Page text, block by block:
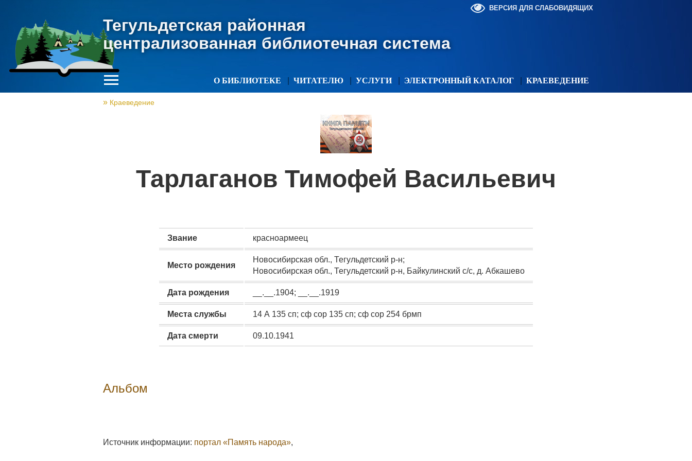
Тегульдетская районная
централизованная библиотечная система
ВЕРСИЯ ДЛЯ СЛАБОВИДЯЩИХ
О БИБЛИОТЕКЕ ЧИТАТЕЛЮ УСЛУГИ ЭЛЕКТРОННЫЙ КАТАЛОГ КРАЕВЕДЕНИЕ
Краеведение
Тарлаганов Тимофей Васильевич
Звание красноармеец
Место рождения
Новосибирская обл., Тегульдетский р-н;
Новосибирская обл., Тегульдетский р-н, Байкулинский с/с, д. Абкашево
Дата рождения __.__.1904; __.__.1919
Места службы 14 А 135 сп; сф сор 135 сп; сф сор 254 брмп
Дата смерти 09.10.1941
Альбом
Источник информации: портал «Память народа»,